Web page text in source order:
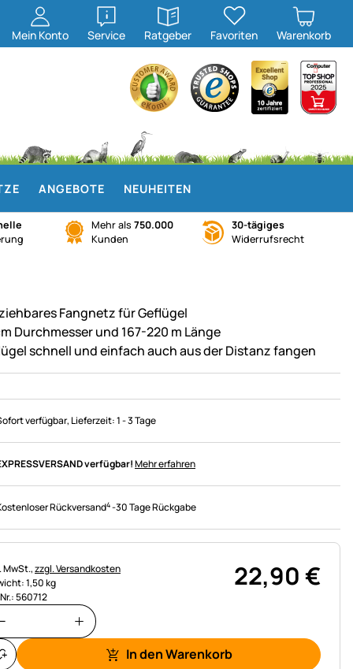
Mein Konto Service
öffnen
Ratgeber
öffnen
Favoriten Warenkorb
ANGEBOTE NEUHEITEN
Mehr als 750.000
Kunden
30-tägiges
Widerrufsrecht
Fangnetz für Geflügel
Durchmesser und 167-220 m Länge
schnell und einfach auch aus der Distanz fangen
verfügbar, Lieferzeit:1 - 3 Tage
verfügbar!Mehr erfahren
Rückversand4-30 Tage Rückgabe
MwSt.,zzgl. Versandkosten
1,50 kg
560712
22,90€
In den Warenkorb